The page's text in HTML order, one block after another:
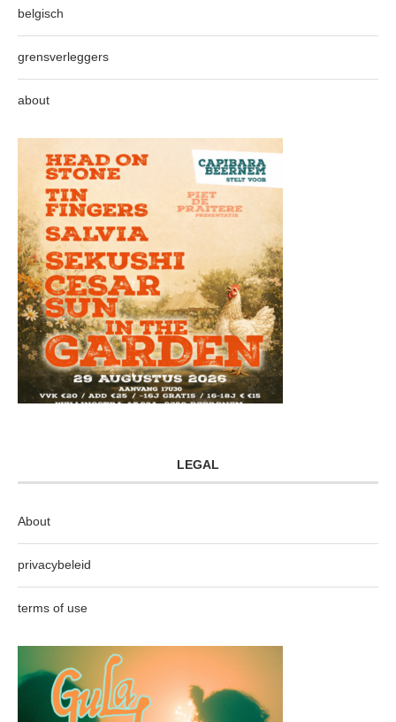
belgisch
grensverleggers
about
LEGAL
About
privacybeleid
terms of use